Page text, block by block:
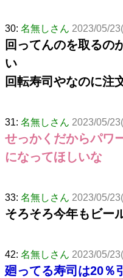
30: 名無しさん 2023/05/
回ってんのを取るの
い
回転寿司やなのに注
31: 名無しさん 2023/05/
せっかくだからパワ
になってほしいな
33: 名無しさん 2023/05/
そろそろ今年もビー
42: 名無しさん 2023/05/
廻ってる寿司は20％